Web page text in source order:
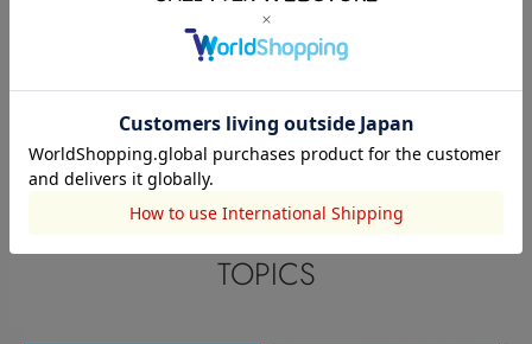
長田 紫花【骨格ナチュラ
ル】
155cm
このアイテムを見た人がチェックしている商品
閲覧中カテゴリーのランキング
TOPICS